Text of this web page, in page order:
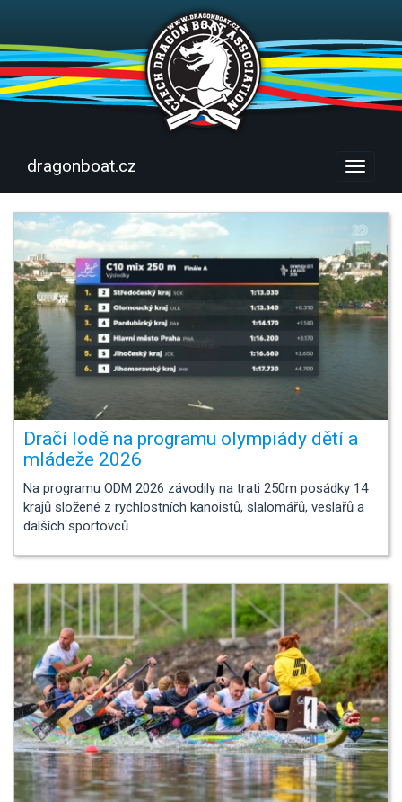
Menu
dragonboat.cz
Dračí lodě na programu olympiády dětí a
mládeže 2026
Na programu ODM 2026 závodily na trati 250m posádky 14
krajů složené z rychlostních kanoistů, slalomářů, veslařů a
dalších sportovců.